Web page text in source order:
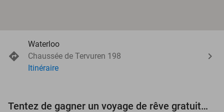
Waterloo
Chaussée de Tervuren 198
Itinéraire
Tentez de gagner un voyage de rêve gratuit d'une valeur de 3.000 € !